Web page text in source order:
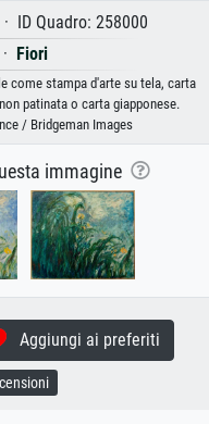
ID Quadro: 258000
Fiori
come stampa d'arte su tela, carta
patinata o carta giapponese.
/ Bridgeman Images
immagine
Aggiungi ai preferiti